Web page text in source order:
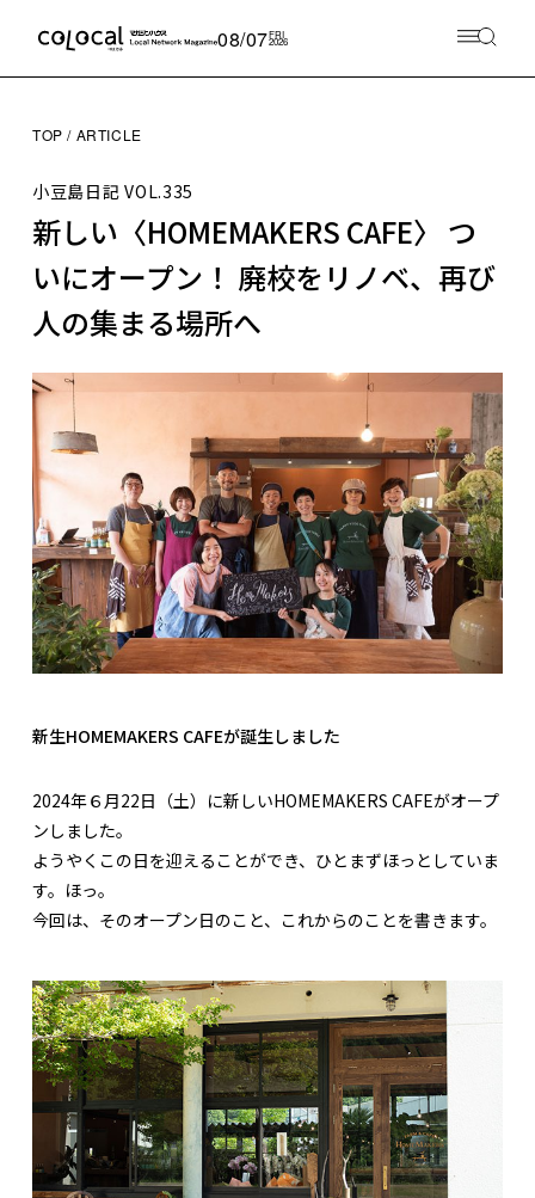
08/07FRI
2026
TOP ARTICLE
小豆島日記VOL.335
新しい〈HOMEMAKERS CAFE〉 つ
いにオープン！ 廃校をリノベ、再び
人の集まる場所へ
新生HOMEMAKERS CAFEが誕生しました
2024年６月22日（土）に新しいHOMEMAKERS CAFEがオープ
ンしました。
ようやくこの日を迎えることができ、ひとまずほっとしていま
す。ほっ。
今回は、そのオープン日のこと、これからのことを書きます。